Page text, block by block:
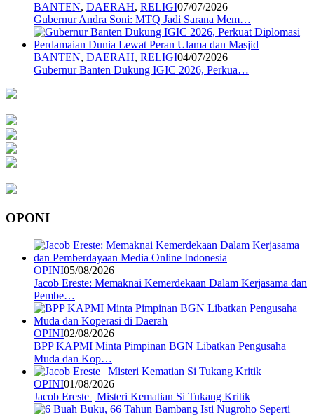
BANTEN, DAERAH, RELIGI07/07/2026
Gubernur Andra Soni: MTQ Jadi Sarana Mem…
BANTEN, DAERAH, RELIGI04/07/2026
Gubernur Banten Dukung IGIC 2026, Perkua…
OPONI
OPINI05/08/2026
Jacob Ereste: Memaknai Kemerdekaan Dalam Kerjasama dan
Pembe…
OPINI02/08/2026
BPP KAPMI Minta Pimpinan BGN Libatkan Pengusaha
Muda dan Kop…
OPINI01/08/2026
Jacob Ereste | Misteri Kematian Si Tukang Kritik